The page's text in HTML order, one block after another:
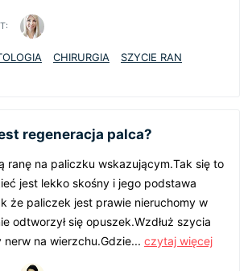
CHIRURGIA
SZYCIE RAN
regeneracja palca?
ranę na paliczku wskazującym.Tak się to
jest lekko skośny i jego podstawa
że paliczek jest prawie nieruchomy w
odtworzył się opuszek.Wzdłuż szycia
na wierzchu.Gdzie... czytaj więcej